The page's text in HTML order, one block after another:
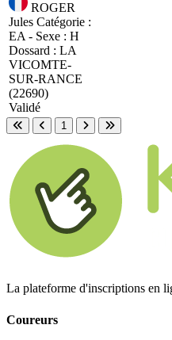
ROGER
Jules Catégorie :
EA - Sexe : H
Dossard : LA
VICOMTE-
SUR-RANCE
(22690)
Validé
Première page
Page précédente
1
Page suivante
Dernière page
La plateforme d'inscriptions en
Coureurs